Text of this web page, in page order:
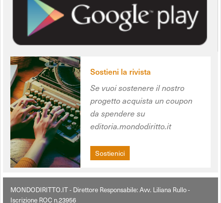
Sostieni la rivista
Se vuoi sostenere il nostro
progetto acquista un coupon
da spendere su
editoria.mondodiritto.it
Sostienici
MONDODIRITTO.IT - Direttore Responsabile: Avv. Liliana Rullo -
Iscrizione ROC n.23956